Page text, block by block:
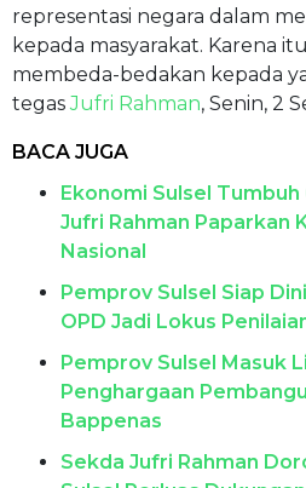
representasi negara dalam
kepada masyarakat. Karena
membeda-bedakan kepada
tegasJufri Rahman, Senin, 2
BACA JUGA
Ekonomi Sulsel
Jufri Rahman Paparkan
Nasional
Pemprov Sulsel Siap
OPD Jadi Lokus
Pemprov Sulsel Masuk
Penghargaan
Bappenas
Sekda Jufri Rahman